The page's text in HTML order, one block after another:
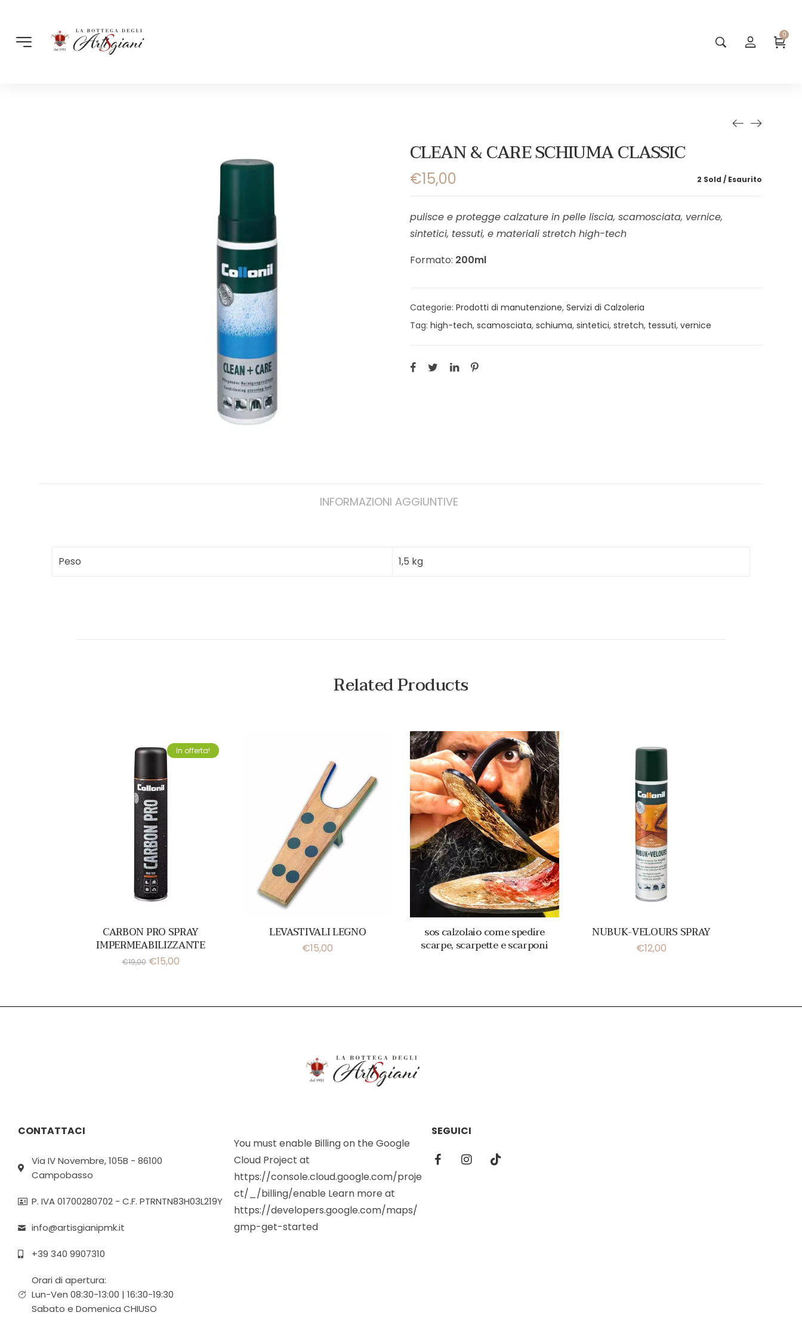
0
CLEAN & CARE SCHIUMA CLASSIC
2 Sold Esaurito
€15,00
pulisce e protegge calzature in pelle liscia, scamosciata, vernice,
sintetici, tessuti, e materiali stretch high-tech
Formato: 200ml
Categorie: Prodotti di manutenzione, Servizi di Calzoleria
Tag: high-tech, scamosciata, schiuma, sintetici, stretch, tessuti, vernice
INFORMAZIONI AGGIUNTIVE
Peso 1,5 kg
Related Products
In offerta!
CARBON PRO SPRAY
IMPERMEABILIZZANTE
€19,00 €15,00
LEVASTIVALI LEGNO
€15,00
sos calzolaio come spedire
scarpe, scarpette e scarponi
NUBUK-VELOURS SPRAY
€12,00
CONTATTACI
Via IV Novembre, 105B - 86100
Campobasso
P. IVA 01700280702 - C.F. PTRNTN83H03L219Y
info@artisgianipmk.it
+39 340 9907310
Orari di apertura:
Lun-Ven 08:30-13:00 | 16:30-19:30
Sabato e Domenica CHIUSO
You must enable Billing on the Google
Cloud Project at
https://console.cloud.google.com/proje
ct/_/billing/enable Learn more at
https://developers.google.com/maps/
gmp-get-started
SEGUICI